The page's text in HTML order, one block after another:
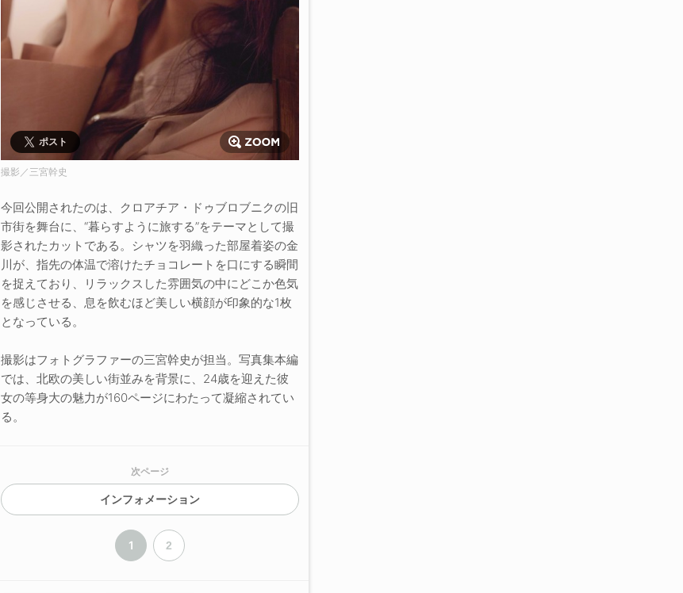
ポスト
撮影／三宮幹史
今回公開されたのは、クロアチア・ドゥブロブニクの旧
市街を舞台に、“暮らすように旅する”をテーマとして撮
影されたカットである。シャツを羽織った部屋着姿の金
川が、指先の体温で溶けたチョコレートを口にする瞬間
を捉えており、リラックスした雰囲気の中にどこか色気
を感じさせる、息を飲むほど美しい横顔が印象的な1枚
となっている。
撮影はフォトグラファーの三宮幹史が担当。写真集本編
では、北欧の美しい街並みを背景に、24歳を迎えた彼
女の等身大の魅力が160ページにわたって凝縮されてい
る。
次ページ
インフォメーション
1 2